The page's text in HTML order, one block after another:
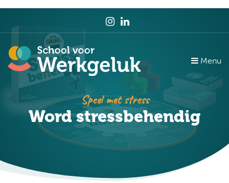
Menu
Speel met stress
Word stressbehendig